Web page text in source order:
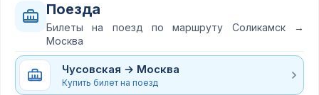
Поезда
Билеты на поезд по маршруту Соликамск →
Москва
Чусовская → Москва
Купить билет на поезд